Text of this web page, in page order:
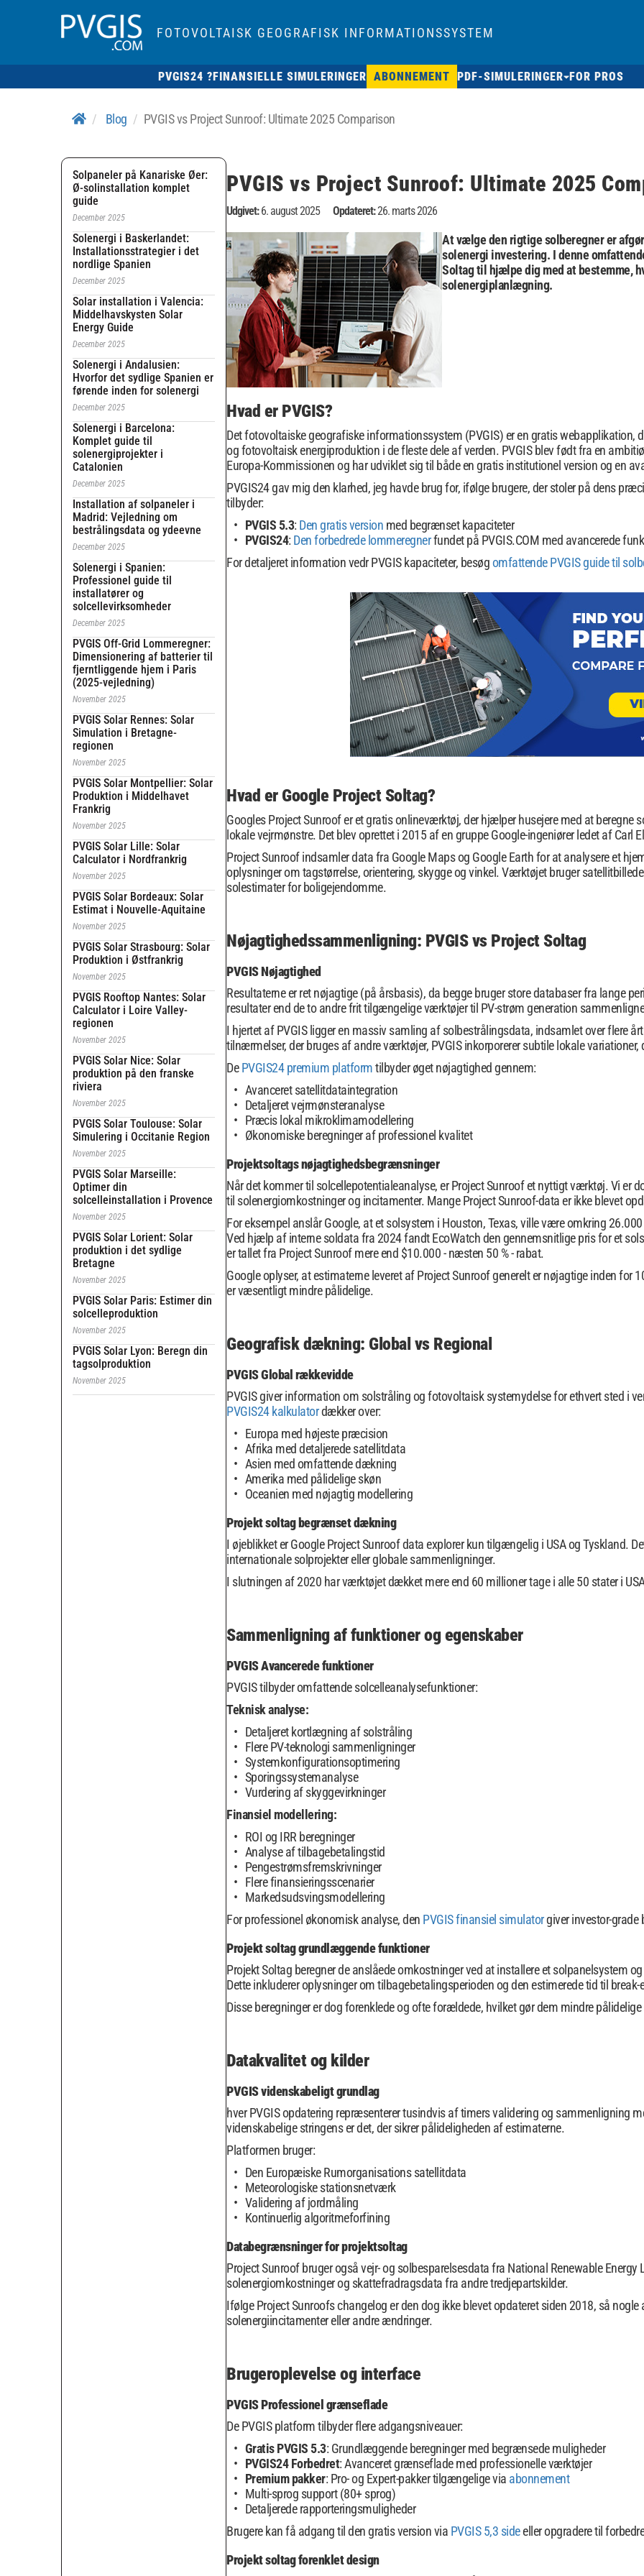
FOTOVOLTAISK GEOGRAFISK INFORMATIONSSYSTEM
PVGIS24 ?FINANSIELLE SIMULERINGER ABONNEMENT PDF-SIMULERINGER FOR PROS
Blog PVGIS vs Project Sunroof: Ultimate 2025 Comparison
Solpaneler på Kanariske Øer:
Ø-solinstallation komplet
guide
December 2025
Solenergi i Baskerlandet:
Installationsstrategier i det
nordlige Spanien
December 2025
Solar installation i Valencia:
Middelhavskysten Solar
Energy Guide
December 2025
Solenergi i Andalusien:
Hvorfor det sydlige Spanien er
førende inden for solenergi
December 2025
Solenergi i Barcelona:
Komplet guide til
solenergiprojekter i
Catalonien
December 2025
Installation af solpaneler i
Madrid: Vejledning om
bestrålingsdata og ydeevne
December 2025
Solenergi i Spanien:
Professionel guide til
installatører og
solcellevirksomheder
December 2025
PVGIS Off-Grid Lommeregner:
Dimensionering af batterier til
fjerntliggende hjem i Paris
(2025-vejledning)
November 2025
PVGIS Solar Rennes: Solar
Simulation i Bretagne-
regionen
November 2025
PVGIS Solar Montpellier: Solar
Produktion i Middelhavet
Frankrig
November 2025
PVGIS Solar Lille: Solar
Calculator i Nordfrankrig
November 2025
PVGIS Solar Bordeaux: Solar
Estimat i Nouvelle-Aquitaine
November 2025
PVGIS Solar Strasbourg: Solar
Produktion i Østfrankrig
November 2025
PVGIS Rooftop Nantes: Solar
Calculator i Loire Valley-
regionen
November 2025
PVGIS Solar Nice: Solar
produktion på den franske
riviera
November 2025
PVGIS Solar Toulouse: Solar
Simulering i Occitanie Region
November 2025
PVGIS Solar Marseille:
Optimer din
solcelleinstallation i Provence
November 2025
PVGIS Solar Lorient: Solar
produktion i det sydlige
Bretagne
November 2025
PVGIS Solar Paris: Estimer din
solcelleproduktion
November 2025
PVGIS Solar Lyon: Beregn din
tagsolproduktion
November 2025
PVGIS vs Project Sunroof: Ultimate 2025
Udgivet: 6. august 2025 Opdateret:26. marts 2026
At vælge den rigtige solberegner er
solenergi investering. I denne
Soltagtil hjælpe dig med at bestemme,
solenergiplanlægning.
Hvad er PVGIS?
Det fotovoltaiske geografiske informationssystem (PVGIS) er en gratis webapplikation,
og fotovoltaisk energiproduktion i de fleste dele af verden. PVGIS blev født fra en
Europa-Kommissionen og har udviklet sig til både en gratis institutionel version og en
PVGIS24 gav mig den klarhed, jeg havde brug for, ifølge brugere, der stoler på dens
tilbyder:
PVGIS 5.3: Den gratis version med begrænset kapaciteter
PVGIS24: Den forbedrede lommeregnerfundet på PVGIS.COM med avancerede
For detaljeret information vedr PVGIS kapaciteter, besøgomfattende PVGIS guide til
Hvad er Google Project Soltag?
Googles Project Sunroof er et gratis onlineværktøj, der hjælper husejere med at beregne
lokale vejrmønstre. Det blev oprettet i 2015 af en gruppe Google-ingeniører ledet af Carl
Project Sunroof indsamler data fra Google Maps og Google Earth for at analysere et
oplysninger om tagstørrelse, orientering, skygge og vinkel. Værktøjet bruger
solestimater for boligejendomme.
Nøjagtighedssammenligning: PVGIS vs Project Soltag
PVGIS Nøjagtighed
Resultaterne er ret nøjagtige (på årsbasis), da begge bruger store databaser fra lange
resultater end de to andre frit tilgængelige værktøjer til PV-strøm generation
I hjertet af PVGIS ligger en massiv samling af solbestrålingsdata, indsamlet over flere
tilnærmelser, der bruges af andre værktøjer, PVGIS inkorporerer subtile lokale variationer,
DePVGIS24 premium platformtilbyder øget nøjagtighed gennem:
Avanceret satellitdataintegration
Detaljeret vejrmønsteranalyse
Præcis lokal mikroklimamodellering
Økonomiske beregninger af professionel kvalitet
Projektsoltags nøjagtighedsbegrænsninger
Når det kommer til solcellepotentialeanalyse, er Project Sunroof et nyttigt værktøj. Vi er
til solenergiomkostninger og incitamenter. Mange Project Sunroof-data er ikke blevet
For eksempel anslår Google, at et solsystem i Houston, Texas, ville være omkring
Ved hjælp af interne soldata fra 2024 fandt EcoWatch den gennemsnitlige pris for et
er tallet fra Project Sunroof mere end $10.000 - næsten 50 % - rabat.
Google oplyser, at estimaterne leveret af Project Sunroof generelt er nøjagtige inden for
er væsentligt mindre pålidelige.
Geografisk dækning: Global vs Regional
PVGIS Global rækkevidde
PVGIS giver information om solstråling og fotovoltaisk systemydelse for ethvert sted i
PVGIS24 kalkulatordækker over:
Europa med højeste præcision
Afrika med detaljerede satellitdata
Asien med omfattende dækning
Amerika med pålidelige skøn
Oceanien med nøjagtig modellering
Projekt soltag begrænset dækning
I øjeblikket er Google Project Sunroof data explorer kun tilgængelig i USA og Tyskland.
internationale solprojekter eller globale sammenligninger.
I slutningen af ​​2020 har værktøjet dækket mere end 60 millioner tage i alle 50 stater i
Sammenligning af funktioner og egenskaber
PVGIS Avancerede funktioner
PVGIS tilbyder omfattende solcelleanalysefunktioner:
Teknisk analyse:
Detaljeret kortlægning af solstråling
Flere PV-teknologi sammenligninger
Systemkonfigurationsoptimering
Sporingssystemanalyse
Vurdering af skyggevirkninger
Finansiel modellering:
ROI og IRR beregninger
Analyse af tilbagebetalingstid
Pengestrømsfremskrivninger
Flere finansieringsscenarier
Markedsudsvingsmodellering
For professionel økonomisk analyse, den PVGIS finansiel simulatorgiver investor-grade
Projekt soltag grundlæggende funktioner
Projekt Soltag beregner de anslåede omkostninger ved at installere et solpanelsystem
Dette inkluderer oplysninger om tilbagebetalingsperioden og den estimerede tid til break-
Disse beregninger er dog forenklede og ofte forældede, hvilket gør dem mindre
Datakvalitet og kilder
PVGIS videnskabeligt grundlag
hver PVGIS opdatering repræsenterer tusindvis af timers validering og sammenligning
videnskabelige stringens er det, der sikrer pålideligheden af ​​estimaterne.
Platformen bruger:
Den Europæiske Rumorganisations satellitdata
Meteorologiske stationsnetværk
Validering af jordmåling
Kontinuerlig algoritmeforfining
Databegrænsninger for projektsoltag
Project Sunroof bruger også vejr- og solbesparelsesdata fra National Renewable Energy
solenergiomkostninger og skattefradragsdata fra andre tredjepartskilder.
Ifølge Project Sunroofs changelog er den dog ikke blevet opdateret siden 2018, så
solenergiincitamenter eller andre ændringer.
Brugeroplevelse og interface
PVGIS Professionel grænseflade
De PVGIS platform tilbyder flere adgangsniveauer:
Gratis PVGIS 5.3: Grundlæggende beregninger med begrænsede muligheder
PVGIS24 Forbedret: Avanceret grænseflade med professionelle værktøjer
Premium pakker: Pro- og Expert-pakker tilgængelige via abonnement
Multi-sprog support (80+ sprog)
Detaljerede rapporteringsmuligheder
Brugere kan få adgang til den gratis version via PVGIS 5,3 sideeller opgradere til
Projekt soltag forenklet design